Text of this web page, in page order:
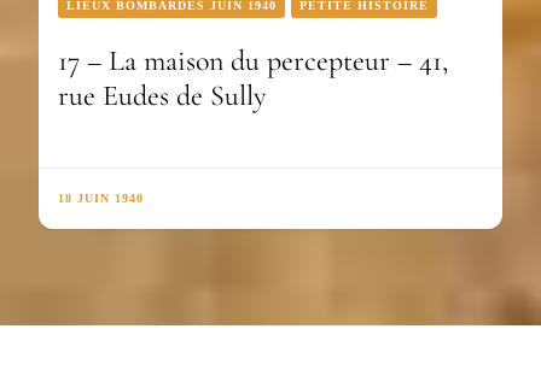
LIEUX BOMBARDÉS JUIN 1940 PETITE HISTOIRE
17 – La maison du percepteur – 41,
rue Eudes de Sully
18 JUIN 1940